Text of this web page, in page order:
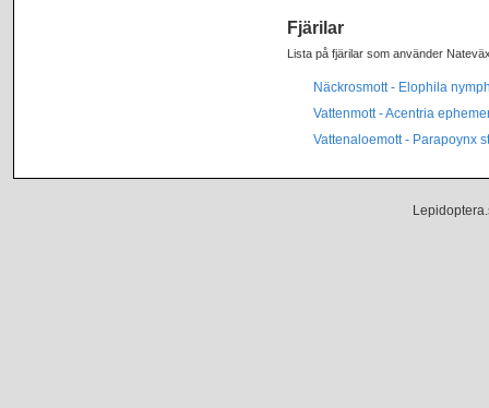
Fjärilar
Lista på fjärilar som använder
Näckrosmott - Elophila
Vattenmott - Acentria
Vattenaloemott - Parapoynx